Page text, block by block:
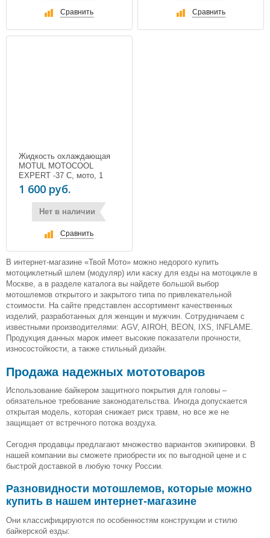
Сравнить Сравнить
Жидкость охлаждающая
MOTUL MOTOCOOL
EXPERT -37 С, мото, 1
литр
1 600 руб.
Нет в наличии
Сравнить
В интернет-магазине «Твой Мото» можно недорого купить
мотоциклетный шлем (модуляр) или каску для езды на мотоцикле в
Москве, а в разделе каталога вы найдете большой выбор
мотошлемов открытого и закрытого типа по привлекательной
стоимости. На сайте представлен ассортимент качественных
изделий, разработанных для женщин и мужчин. Сотрудничаем с
известными производителями: AGV, AIROH, BEON, IXS, INFLAME.
Продукция данных марок имеет высокие показатели прочности,
износостойкости, а также стильный дизайн.
Продажа надежных мототоваров
Использование байкером защитного покрытия для головы –
обязательное требование законодательства. Иногда допускается
открытая модель, которая снижает риск травм, но все же не
защищает от встречного потока воздуха.
Сегодня продавцы предлагают множество вариантов экипировки. В
нашей компании вы сможете приобрести их по выгодной цене и с
быстрой доставкой в любую точку России.
Разновидности мотошлемов, которые можно
купить в нашем интернет-магазине
Они классифицируются по особенностям конструкции и стилю
байкерской езды: